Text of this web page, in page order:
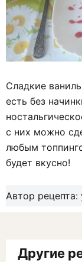
Сладкие
есть без
с них можно
любым
будет вкусно!
Автор рецепта:
Другие